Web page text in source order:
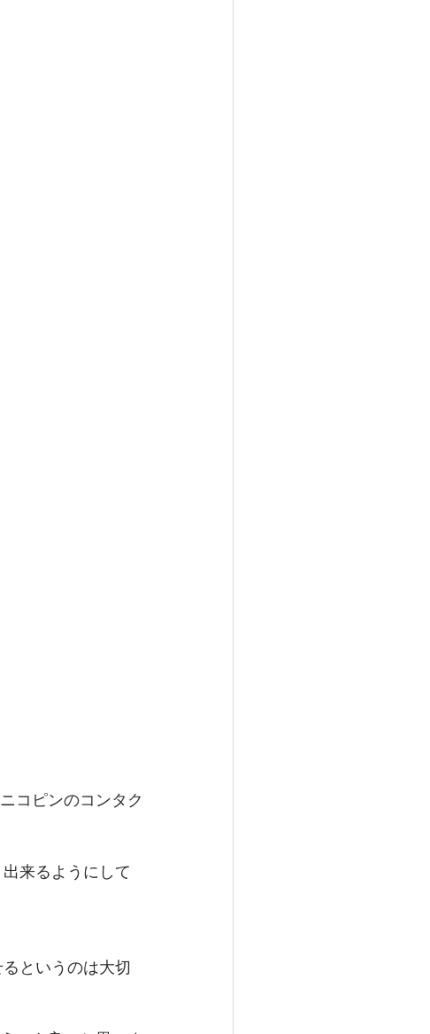
コピンのコンタク
来るようにして
というのは大切